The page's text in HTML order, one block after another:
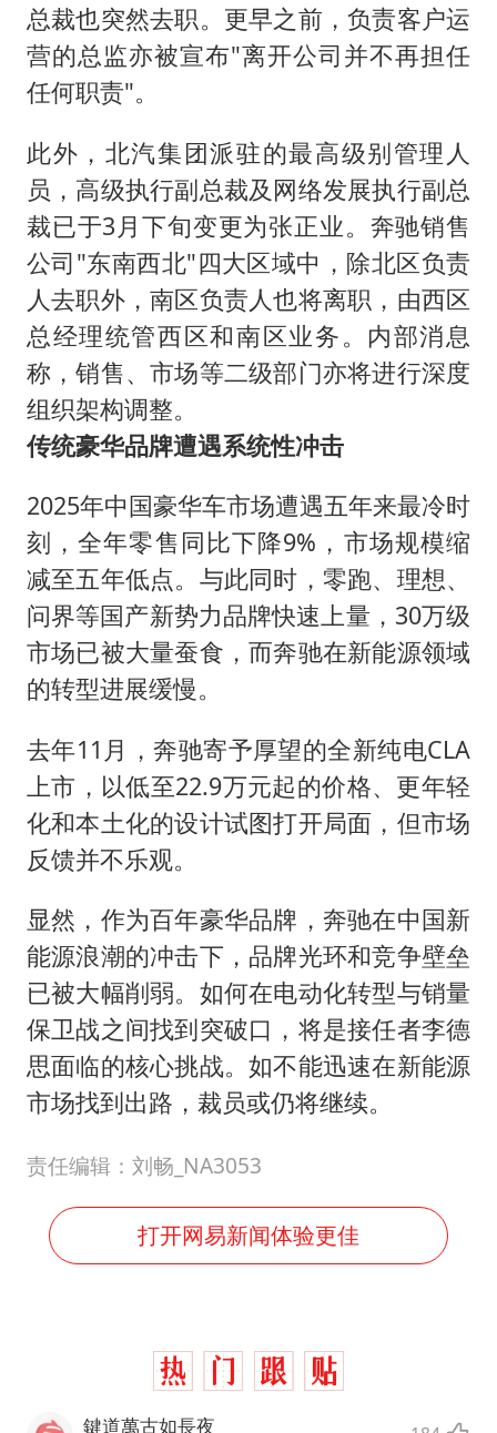
总裁也突然去职。更早之前，负责客户运
营的总监亦被宣布"离开公司并不再担任
任何职责"。
此外，北汽集团派驻的最高级别管理人
员，高级执行副总裁及网络发展执行副总
裁已于3月下旬变更为张正业。奔驰销售
公司"东南西北"四大区域中，除北区负责
人去职外，南区负责人也将离职，由西区
总经理统管西区和南区业务。内部消息
称，销售、市场等二级部门亦将进行深度
组织架构调整。
传统豪华品牌遭遇系统性冲击
2025年中国豪华车市场遭遇五年来最冷时
刻，全年零售同比下降9%，市场规模缩
减至五年低点。与此同时，零跑、理想、
问界等国产新势力品牌快速上量，30万级
市场已被大量蚕食，而奔驰在新能源领域
的转型进展缓慢。
去年11月，奔驰寄予厚望的全新纯电CLA
上市，以低至22.9万元起的价格、更年轻
化和本土化的设计试图打开局面，但市场
反馈并不乐观。
显然，作为百年豪华品牌，奔驰在中国新
能源浪潮的冲击下，品牌光环和竞争壁垒
已被大幅削弱。如何在电动化转型与销量
保卫战之间找到突破口，将是接任者李德
思面临的核心挑战。如不能迅速在新能源
市场找到出路，裁员或仍将继续。
责任编辑：刘畅_NA3053
打开网易新闻体验更佳
鍵道萬古如長夜